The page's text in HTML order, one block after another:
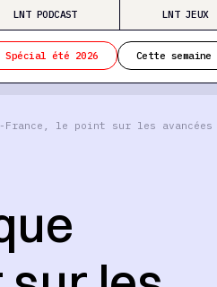
LNT PODCAST LNT JEUX
Spécial été 2026 Cette semaine
France, le point sur les avancées